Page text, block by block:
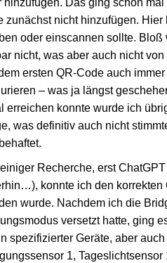
zunächst nicht hinzufügen.
oder einscannen sollte.
nicht, was aber auch nicht
ersten QR-Code auch
– was ja längst
erreichen konnte wurde ich
was definitiv auch nicht
Recherche, erst
konnte ich den
wurde. Nachdem ich die
versetzt hatte, ging
spezifizierter Geräte, aber
1,